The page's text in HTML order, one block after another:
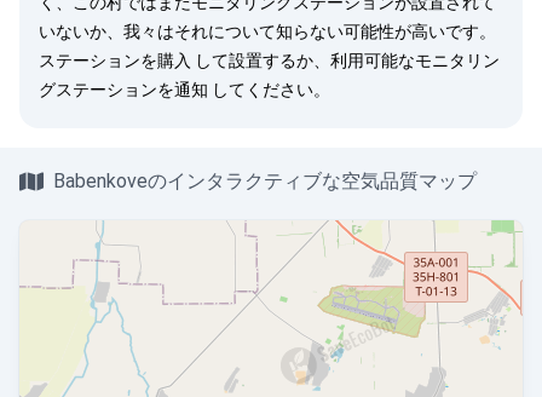
いないか、我々はそれについて知らない可能性が高いです。
ステーションを購入 して設置するか、利用可能なモニタリン
グステーションを通知 してください。
Babenkoveのインタラクティブな空気品質マップ